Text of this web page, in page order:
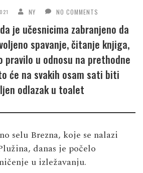
NY NO COMMENTS
je učesnicima zabranjeno da
spavanje, čitanje knjiga,
pravilo u odnosu na prethodne
će na svakih osam sati biti
odlazak u toalet
selu Brezna, koje se nalazi
danas je počelo
u izležavanju.